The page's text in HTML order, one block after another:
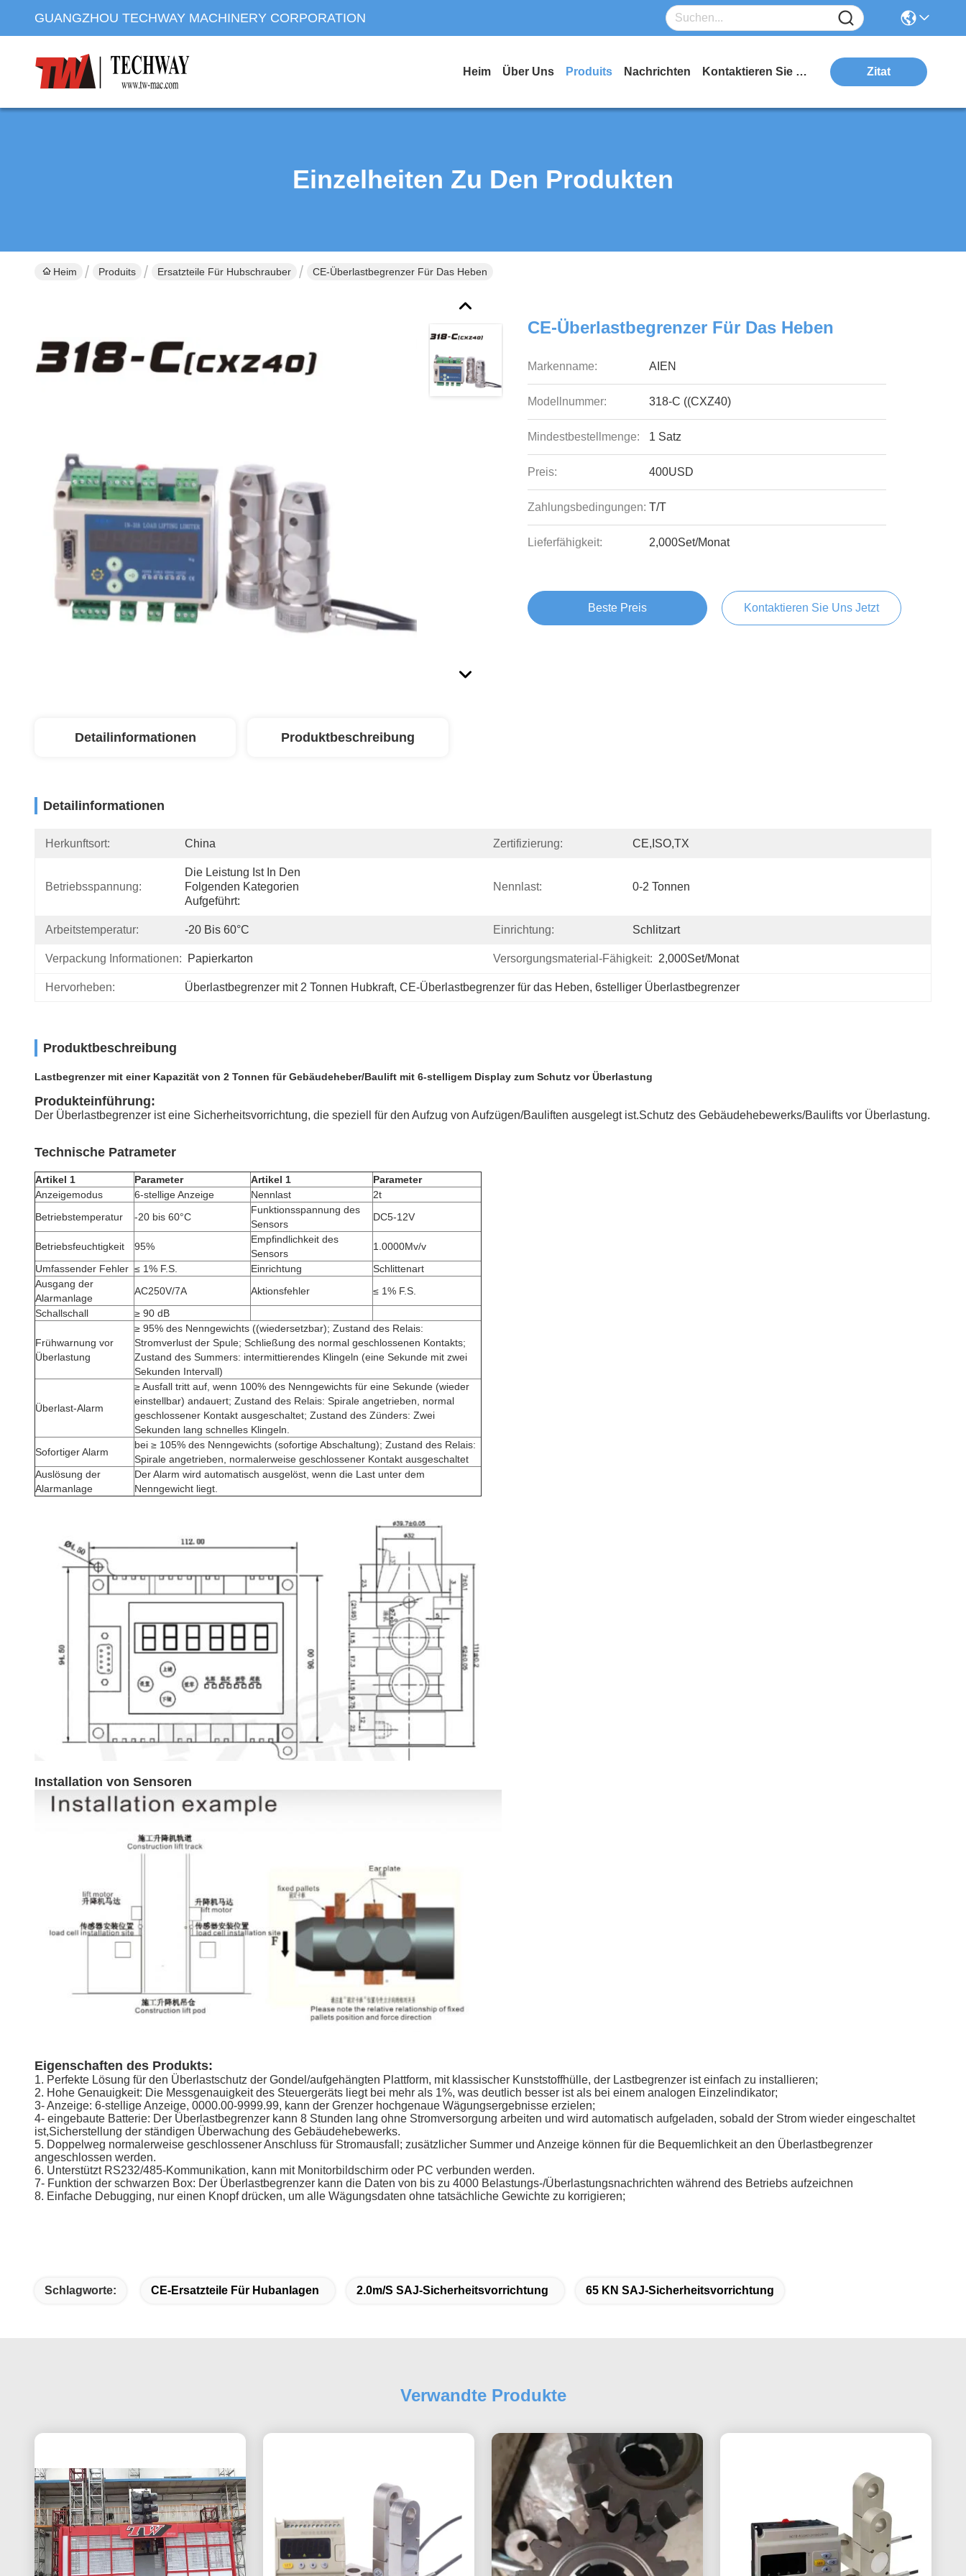
GUANGZHOU TECHWAY MACHINERY CORPORATION
Heim Über Uns Produits Nachrichten Kontaktieren Sie Uns Zitat
Einzelheiten Zu Den Produkten
Heim Produits Ersatzteile Für Hubschrauber CE-Überlastbegrenzer Für Das Heben
CE-Überlastbegrenzer Für Das Heben
Markenname: AIEN
Modellnummer: 318-C ((CXZ40)
Mindestbestellmenge: 1 Satz
Preis: 400USD
Zahlungsbedingungen: T/T
Lieferfähigkeit: 2,000Set/Monat
Beste Preis Kontaktieren Sie Uns Jetzt
Detailinformationen Produktbeschreibung
Detailinformationen
Herkunftsort: China Zertifizierung: CE,ISO,TX
Betriebsspannung:
Die Leistung Ist In Den
Folgenden Kategorien
Aufgeführt:
Nennlast: 0-2 Tonnen
Arbeitstemperatur: -20 Bis 60°C Einrichtung: Schlitzart
Verpackung Informationen: Papierkarton Versorgungsmaterial-Fähigkeit: 2,000Set/Monat
Hervorheben: Überlastbegrenzer mit 2 Tonnen Hubkraft, CE-Überlastbegrenzer für das Heben, 6stelliger Überlastbegrenzer
Produktbeschreibung
Lastbegrenzer mit einer Kapazität von 2 Tonnen für Gebäudeheber/Baulift mit 6-stelligem Display zum Schutz vor Überlastung
Produkteinführung:
Der Überlastbegrenzer ist eine Sicherheitsvorrichtung, die speziell für den Aufzug von Aufzügen/Bauliften ausgelegt ist.Schutz des Gebäudehebewerks/Baulifts vor Überlastung.
Technische Patrameter
Artikel 1 Parameter Artikel 1
Parameter
Anzeigemodus
6-stellige Anzeige Nennlast
2t
Betriebstemperatur
-20 bis 60°C
Funktionsspannung des
Sensors
DC5-12V
Betriebsfeuchtigkeit 95%
Empfindlichkeit des
Sensors
1.0000Mv/v
Umfassender Fehler ≤ 1% F.S. Einrichtung
Schlittenart
Ausgang der
Alarmanlage
AC250V/7A Aktionsfehler
≤ 1% F.S.
Schallschall
≥ 90 dB
Frühwarnung vor
Überlastung
≥ 95% des Nenngewichts ((wiedersetzbar); Zustand des Relais:
Stromverlust der Spule; Schließung des normal geschlossenen Kontakts;
Zustand des Summers: intermittierendes Klingeln (eine Sekunde mit zwei
Sekunden Intervall)
Überlast-Alarm
≥ Ausfall tritt auf, wenn 100% des Nenngewichts für eine Sekunde (wieder
einstellbar) andauert; Zustand des Relais: Spirale angetrieben, normal
geschlossener Kontakt ausgeschaltet; Zustand des Zünders: Zwei
Sekunden lang schnelles Klingeln.
Sofortiger Alarm
bei ≥ 105% des Nenngewichts (sofortige Abschaltung); Zustand des Relais:
Spirale angetrieben, normalerweise geschlossener Kontakt ausgeschaltet
Auslösung der
Alarmanlage
Der Alarm wird automatisch ausgelöst, wenn die Last unter dem
Nenngewicht liegt.
Installation von Sensoren
Eigenschaften des Produkts:
1. Perfekte Lösung für den Überlastschutz der Gondel/aufgehängten Plattform, mit klassischer Kunststoffhülle, der Lastbegrenzer ist einfach zu installieren;
2. Hohe Genauigkeit: Die Messgenauigkeit des Steuergeräts liegt bei mehr als 1%, was deutlich besser ist als bei einem analogen Einzelindikator;
3- Anzeige: 6-stellige Anzeige, 0000.00-9999.99, kann der Grenzer hochgenaue Wägungsergebnisse erzielen;
4- eingebaute Batterie: Der Überlastbegrenzer kann 8 Stunden lang ohne Stromversorgung arbeiten und wird automatisch aufgeladen, sobald der Strom wieder eingeschaltet
ist,Sicherstellung der ständigen Überwachung des Gebäudehebewerks.
5. Doppelweg normalerweise geschlossener Anschluss für Stromausfall; zusätzlicher Summer und Anzeige können für die Bequemlichkeit an den Überlastbegrenzer
angeschlossen werden.
6. Unterstützt RS232/485-Kommunikation, kann mit Monitorbildschirm oder PC verbunden werden.
7- Funktion der schwarzen Box: Der Überlastbegrenzer kann die Daten von bis zu 4000 Belastungs-/Überlastungsnachrichten während des Betriebs aufzeichnen
8. Einfache Debugging, nur einen Knopf drücken, um alle Wägungsdaten ohne tatsächliche Gewichte zu korrigieren;
Schlagworte: CE-Ersatzteile Für Hubanlagen 2.0m/s SAJ-Sicherheitsvorrichtung 65 KN SAJ-Sicherheitsvorrichtung
Verwandte Produkte